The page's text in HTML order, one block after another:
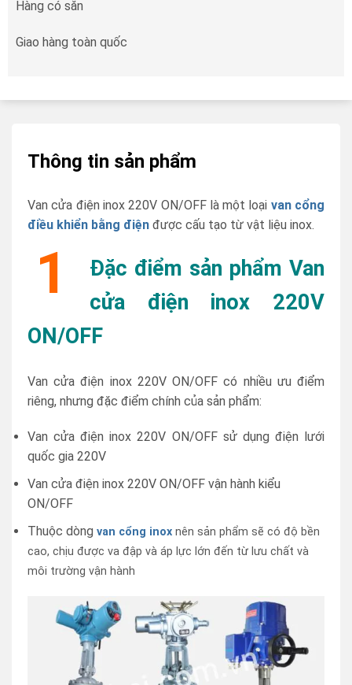
Hàng có sẵn
Giao hàng toàn quốc
Thông tin sản phẩm
Van cửa điện inox 220V ON/OFF là một loại van cổng
điều khiển bằng điện được cấu tạo từ vật liệu inox.
1
Đặc điểm sản phẩm Van
cửa điện inox 220V
ON/OFF
Van cửa điện inox 220V ON/OFF có nhiều ưu điểm
riêng, nhưng đặc điểm chính của sản phẩm:
Van cửa điện inox 220V ON/OFF sử dụng điện lưới
quốc gia 220V
Van cửa điện inox 220V ON/OFF vận hành kiểu
ON/OFF
Thuộc dòng van cổng inox nên sản phẩm sẽ có độ bền
cao, chịu được va đập và áp lực lớn đến từ lưu chất và
môi trường vận hành